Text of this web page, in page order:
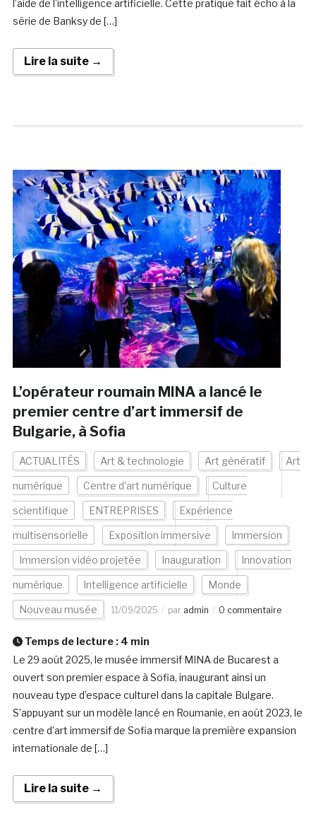
l’aide de l’intelligence artificielle. Cette pratique fait écho à la
série de Banksy de […]
Lire la suite →
L’opérateur roumain MINA a lancé le
premier centre d’art immersif de
Bulgarie, à Sofia
ACTUALITÉS Art & technologie Art génératif Art
numérique Centre d'art numérique Culture
scientifique ENTREPRISES Expérience
multisensorielle Exposition immersive Immersion
Immersion vidéo projetée Inauguration Innovation
numérique Intelligence artificielle Monde
Nouveau musée 11/09/2025 par admin 0 commentaire
Temps de lecture : 4 min
Le 29 août 2025, le musée immersif MINA de Bucarest a
ouvert son premier espace à Sofia, inaugurant ainsi un
nouveau type d’espace culturel dans la capitale Bulgare.
S’appuyant sur un modèle lancé en Roumanie, en août 2023, le
centre d’art immersif de Sofia marque la première expansion
internationale de […]
Lire la suite →